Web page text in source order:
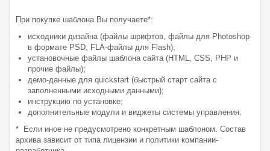
При покупке шаблона Вы получаете*:
исходники дизайна (файлы шрифтов, файлы для Photoshop
в формате PSD, FLA-файлы для Flash);
установочные файлы шаблона сайта (HTML, CSS, PHP и
прочие файлы);
демо-данные для quickstart (быстрый старт сайта с
заполненными исходными данными);
инструкцию по установке;
дополнительные модули и виджеты системы управления.
* Если иное не предусмотрено конкретным шаблоном. Состав
архива зависит от типа лицензии и политики компании-